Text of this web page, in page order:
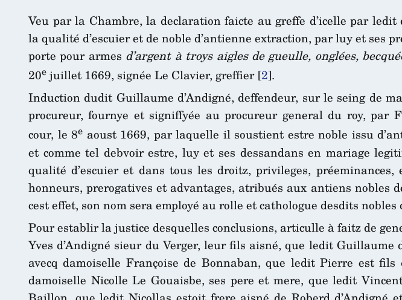
Veu par la Chambre, la declaration faicte au greffe d’icelle par
la qualité d’escuier et de noble d’antienne extraction, par luy et ses
porte pour armes d’argent à troys aigles de gueulle, onglées,
20e juillet 1669, signée Le Clavier, greffier[2].
Induction dudit Guillaume d’Andigné, deffendeur, sur le seing de
procureur, fournye et signiffyée au procureur general du roy, par
cour, le 8e aoust 1669, par laquelle il soustient estre noble issu
et comme tel debvoir estre, luy et ses dessandans en mariage
qualité d’escuier et dans tous les droitz, privileges, préeminances,
honneurs, prerogatives et advantages, atribués aux antiens nobles
cest effet, son nom sera employé au rolle et cathologue desdits
Pour establir la justice desquelles conclusions, articulle à faitz de
Yves d’Andigné sieur du Verger, leur fils aisné, que ledit Guillaume
avecq damoiselle Françoise de Bonnaban, que ledit Pierre est
damoiselle Nicolle Le Gouaisbe, ses pere et mere, que ledit